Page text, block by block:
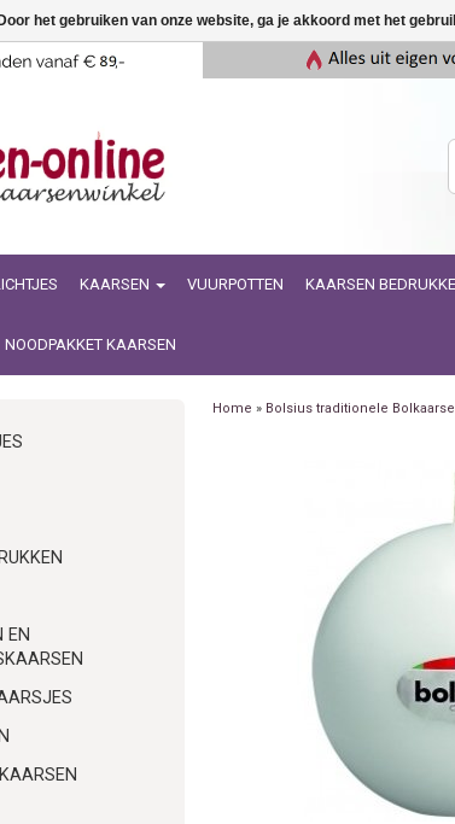
KAARSEN VUURPOTTEN KAARSEN
NOODPAKKET KAARSEN
EN
Home » Bolsius traditionele
Door het gebruiken van onze website, ga je akkoord met het